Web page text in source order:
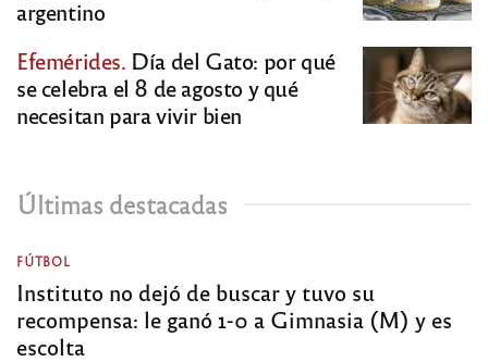
argentino
Efemérides. Día del Gato: por qué
se celebra el 8 de agosto y qué
necesitan para vivir bien
Últimas destacadas
FÚTBOL
Instituto no dejó de buscar y tuvo su
recompensa: le ganó 1-0 a Gimnasia (M) y es
escolta